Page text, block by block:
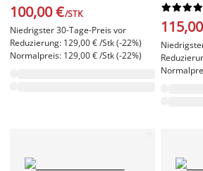
100,00 €/STK
Niedrigster 30-Tage-Preis vor
Reduzierung: 129,00 € /Stk (-22%)
Normalpreis: 129,00 € /Stk (-22%)




